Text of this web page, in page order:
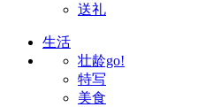
送礼
生活
壮龄go!
特写
美食